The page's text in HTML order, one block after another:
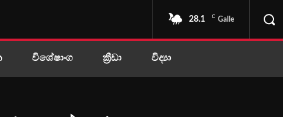
28.1 C Galle
විශේෂාංග ක්‍රීඩා විද්‍යා